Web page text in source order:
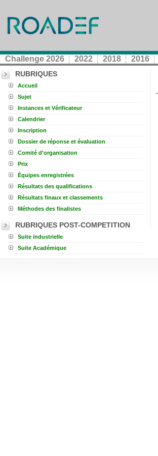
Challenge 2026 2022 2018 2016
RUBRIQUES
Accueil
Sujet
Instances et Vérificateur
Calendrier
Inscription
Dossier de réponse et évaluation
Comité d'organisation
Prix
Équipes enregistrées
Résultats des qualifications
Résultats finaux et classements
Méthodes des finalistes
RUBRIQUES POST-COMPETITION
Suite industrielle
Suite Académique